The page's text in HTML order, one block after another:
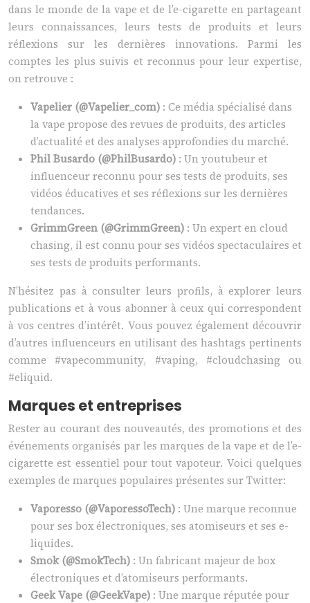
dans le monde de la vape et de l’e-cigarette en partageant
leurs connaissances, leurs tests de produits et leurs
réflexions sur les dernières innovations. Parmi les
comptes les plus suivis et reconnus pour leur expertise,
on retrouve :
Vapelier (@Vapelier_com) : Ce média spécialisé dans
la vape propose des revues de produits, des articles
d’actualité et des analyses approfondies du marché.
Phil Busardo (@PhilBusardo) : Un youtubeur et
influenceur reconnu pour ses tests de produits, ses
vidéos éducatives et ses réflexions sur les dernières
tendances.
GrimmGreen (@GrimmGreen) : Un expert en cloud
chasing, il est connu pour ses vidéos spectaculaires et
ses tests de produits performants.
N’hésitez pas à consulter leurs profils, à explorer leurs
publications et à vous abonner à ceux qui correspondent
à vos centres d’intérêt. Vous pouvez également découvrir
d’autres influenceurs en utilisant des hashtags pertinents
comme #vapecommunity, #vaping, #cloudchasing ou
#eliquid.
Marques et entreprises
Rester au courant des nouveautés, des promotions et des
événements organisés par les marques de la vape et de l’e-
cigarette est essentiel pour tout vapoteur. Voici quelques
exemples de marques populaires présentes sur Twitter:
Vaporesso (@VaporessoTech) : Une marque reconnue
pour ses box électroniques, ses atomiseurs et ses e-
liquides.
Smok (@SmokTech) : Un fabricant majeur de box
électroniques et d’atomiseurs performants.
Geek Vape (@GeekVape) : Une marque réputée pour